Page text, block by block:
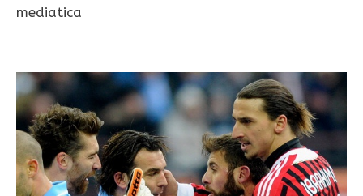
mediatica